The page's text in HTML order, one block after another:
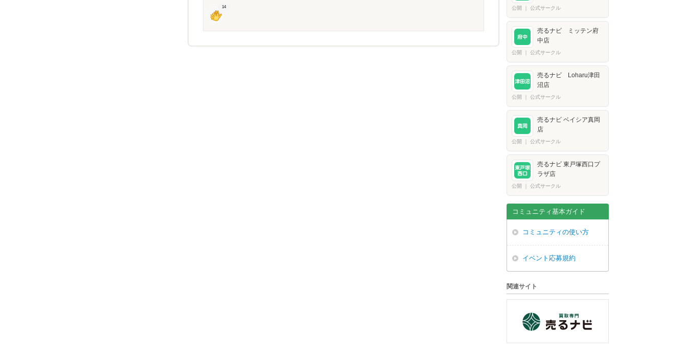
14 公開 公式サークル
売るナビ ミッテン府
中店
公開 公式サークル
売るナビ Loharu津田
沼店
公開 公式サークル
売るナビ ベイシア真岡
店
公開 公式サークル
売るナビ 東戸塚西口プ
ラザ店
公開 公式サークル
コミュニティ基本ガイド
コミュニティの使い方
イベント応募規約
関連サイト